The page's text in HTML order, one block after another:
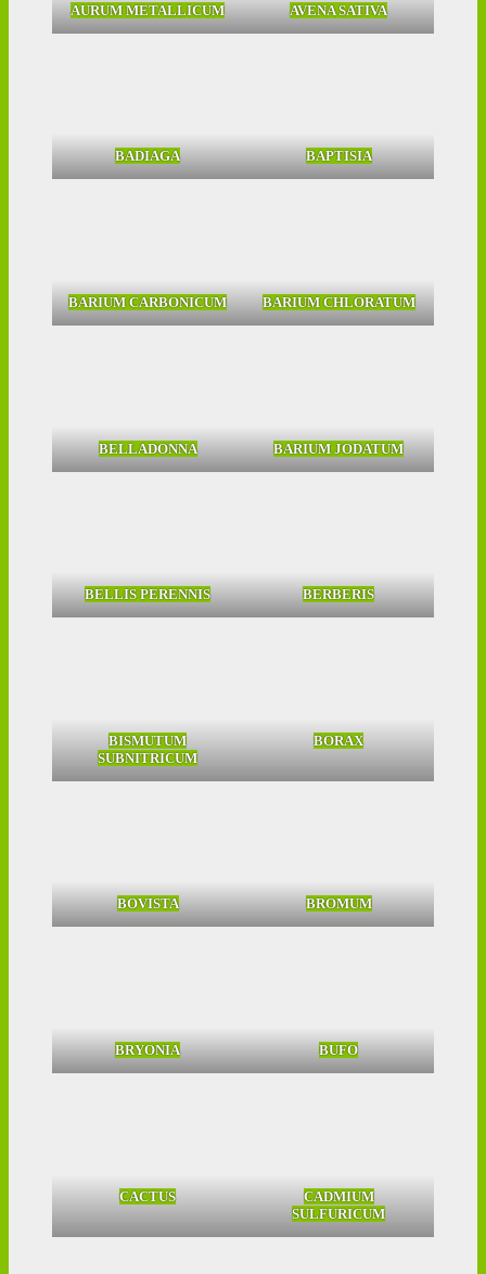
AURUM METALLICUM AVENA SATIVA
BADIAGA BAPTISIA
BARIUM CARBONICUM BARIUM CHLORATUM
BELLADONNA BARIUM JODATUM
BELLIS PERENNIS BERBERIS
BISMUTUM
SUBNITRICUM
BORAX
BOVISTA BROMUM
BRYONIA BUFO
CACTUS
CADMIUM
SULFURICUM